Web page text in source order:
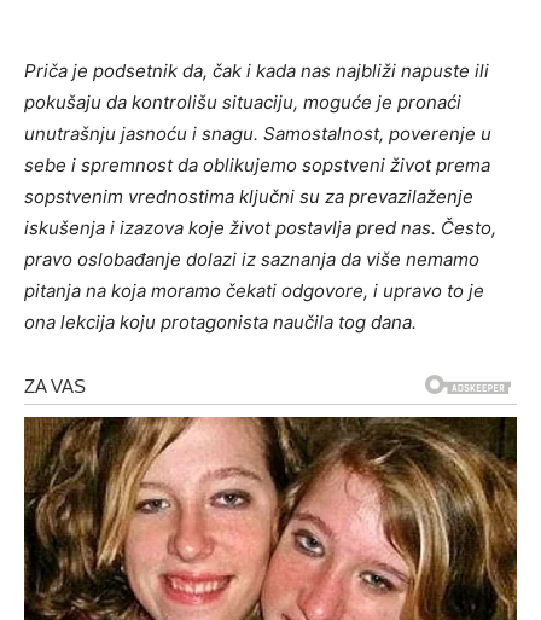
Priča je podsetnik da, čak i kada nas najbliži napuste ili
pokušaju da kontrolišu situaciju, moguće je pronaći
unutrašnju jasnoću i snagu. Samostalnost, poverenje u
sebe i spremnost da oblikujemo sopstveni život prema
sopstvenim vrednostima ključni su za prevazilaženje
iskušenja i izazova koje život postavlja pred nas. Često,
pravo oslobađanje dolazi iz saznanja da više nemamo
pitanja na koja moramo čekati odgovore, i upravo to je
ona lekcija koju protagonista naučila tog dana.